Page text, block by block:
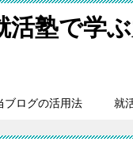
活塾で学
ブログの活用法 就